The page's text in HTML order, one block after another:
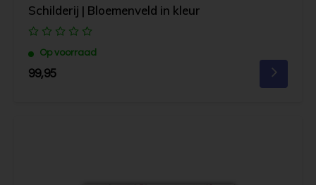
Schilderij | Bloemenveld in kleur
Op voorraad
99,95